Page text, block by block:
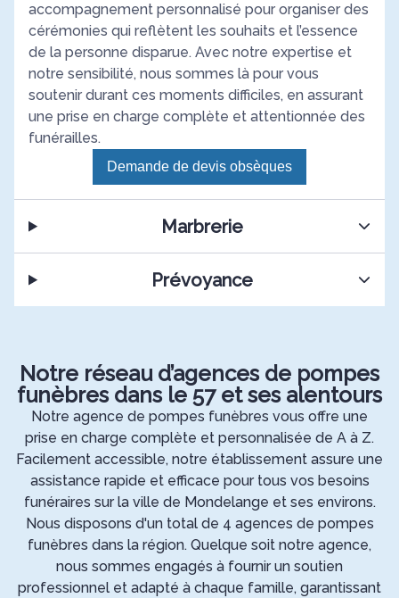
accompagnement personnalisé pour organiser des
cérémonies qui reflètent les souhaits et l’essence
de la personne disparue. Avec notre expertise et
notre sensibilité, nous sommes là pour vous
soutenir durant ces moments difficiles, en assurant
une prise en charge complète et attentionnée des
funérailles.
Demande de devis obsèques
Marbrerie
Prévoyance
Notre réseau d’agences de pompes
funèbres dans le 57 et ses alentours
Notre agence de pompes funèbres vous offre une
prise en charge complète et personnalisée de A à Z.
Facilement accessible, notre établissement assure une
assistance rapide et efficace pour tous vos besoins
funéraires sur la ville de Mondelange et ses environs.
Nous disposons d'un total de 4 agences de pompes
funèbres dans la région. Quelque soit notre agence,
nous sommes engagés à fournir un soutien
professionnel et adapté à chaque famille, garantissant